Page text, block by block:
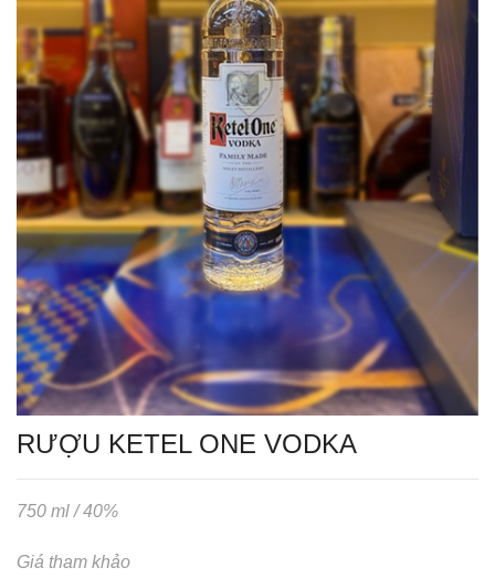
RƯỢU KETEL ONE VODKA
750 ml / 40%
Giá tham khảo